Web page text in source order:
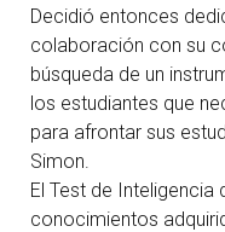
Decidió entonces
colaboración con su
búsqueda de un
los estudiantes que
para afrontar sus
Simon.
El Test de Inteligencia
conocimientos